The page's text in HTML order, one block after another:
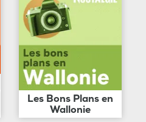
Les Bons Plans en
Wallonie